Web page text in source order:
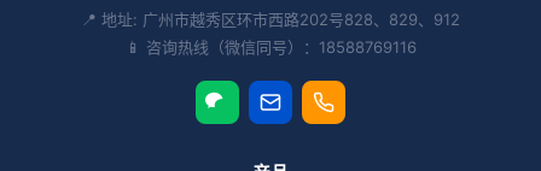
📍 地址: 广州市越秀区环市西路202号828、829、912
📱 咨询热线（微信同号）：18588769116